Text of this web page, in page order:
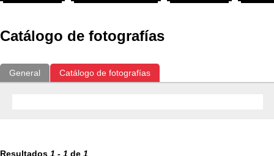
Catálogo de fotografías
General Catálogo de fotografías
Resultados 1 - 1 de 1